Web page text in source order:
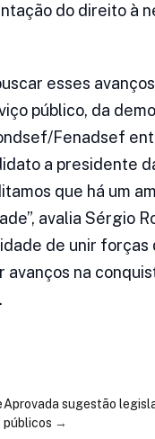
do direito à
esses
público, da
Fenadsef
a presidente
que há um
avalia Sérgio
de unir
na
Aprovada sugestão
públicos →